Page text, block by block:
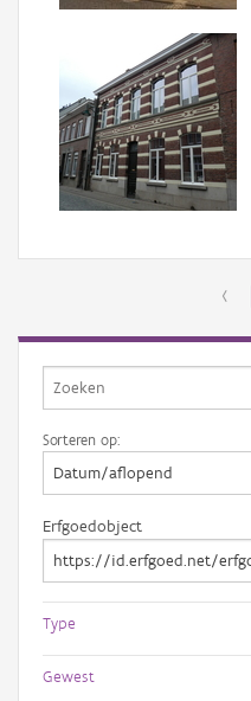
‹
Sorteren op:
Erfgoedobject
Type
Gewest